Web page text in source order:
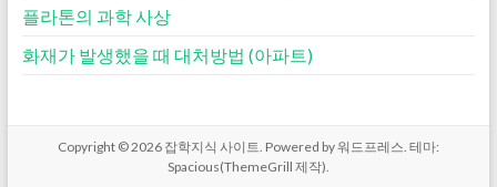
플라톤의 과학 사상
화재가 발생했을 때 대처방법 (아파트)
Copyright © 2026 잡학지식 사이트. Powered by워드프레스. 테마:
Spacious(ThemeGrill 제작).